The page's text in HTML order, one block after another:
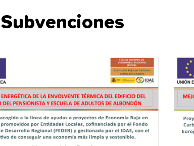
Subvenciones